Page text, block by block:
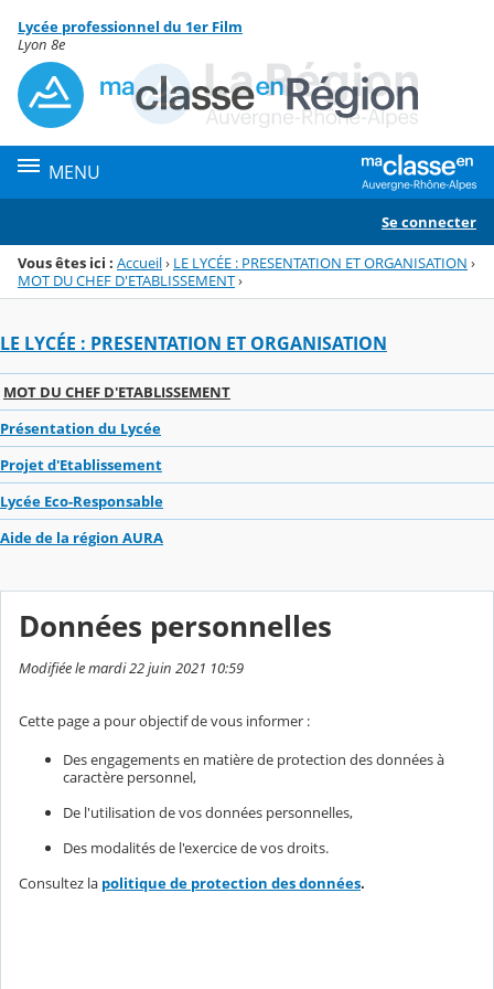
Menu de la rubrique
Contenu
Lycée professionnel du 1er Film
Lyon 8e
MENU
Se connecter
Vous êtes ici : Accueil› LE LYCÉE : PRESENTATION ET ORGANISATION ›
MOT DU CHEF D'ETABLISSEMENT›
LE LYCÉE : PRESENTATION ET ORGANISATION
MOT DU CHEF D'ETABLISSEMENT
Présentation du Lycée
Projet d'Etablissement
Lycée Eco-Responsable
Aide de la région AURA
Données personnelles
Modifiée le mardi 22 juin 2021 10:59
Cette page a pour objectif de vous informer :
Des engagements en matière de protection des données à
caractère personnel,
De l'utilisation de vos données personnelles,
Des modalités de l'exercice de vos droits.
Consultez la politique de protection des données.